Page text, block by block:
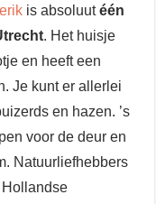
is absoluutéén
. Het huisje
en heeft een
Je kunt er allerlei
en hazen. ’s
voor de deur en
Natuurliefhebbers